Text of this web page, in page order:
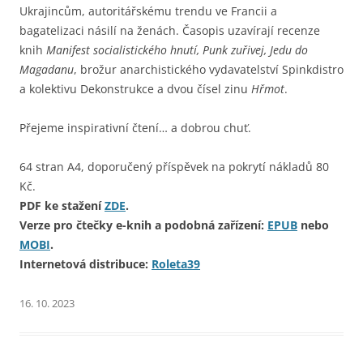
Ukrajincům, autoritářskému trendu ve Francii a
bagatelizaci násilí na ženách. Časopis uzavírají recenze
knih Manifest socialistického hnutí, Punk zuřivej, Jedu do
Magadanu, brožur anarchistického vydavatelství Spinkdistro
a kolektivu Dekonstrukce a dvou čísel zinu Hřmot.
Přejeme inspirativní čtení… a dobrou chuť.
64 stran A4, doporučený příspěvek na pokrytí nákladů 80
Kč.
PDF ke staženíZDE.
Verze pro čtečky e-knih a podobná zařízení: EPUB nebo
MOBI.
Internetová distribuce: Roleta39
16. 10. 2023